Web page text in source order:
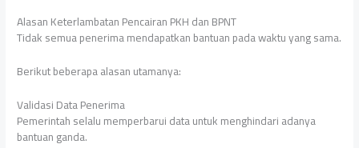
Alasan Keterlambatan Pencairan PKH dan BPNT
Tidak semua penerima mendapatkan bantuan pada waktu yang sama.
Berikut beberapa alasan utamanya:
Validasi Data Penerima
Pemerintah selalu memperbarui data untuk menghindari adanya
bantuan ganda.